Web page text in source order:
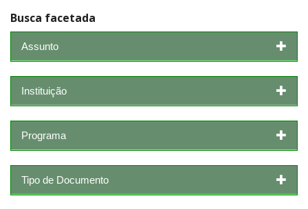
Busca facetada
Assunto
Instituição
Programa
Tipo de Documento